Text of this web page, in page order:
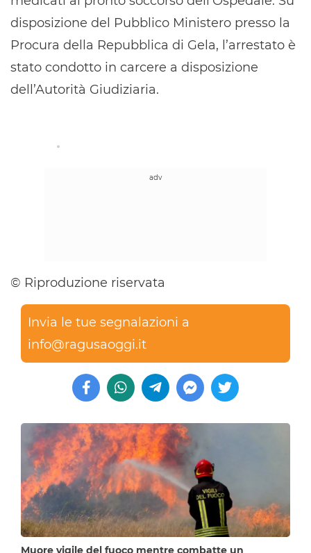
disposizione del Pubblico Ministero presso la
Procura della Repubblica di Gela, l’arrestato è
stato condotto in carcere a disposizione
dell’Autorità Giudiziaria.
© Riproduzione riservata
Invia le tue segnalazioni a
info@ragusaoggi.it
Muore vigile del fuoco mentre combatte un